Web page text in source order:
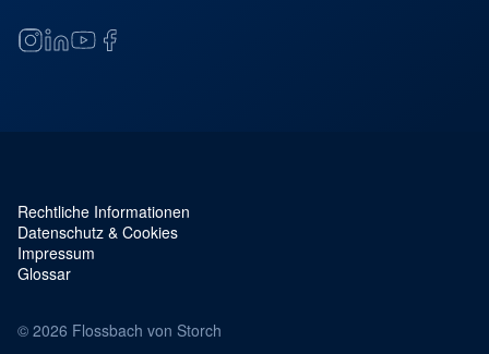
Service Navigation und rechtliches
Rechtliche Informationen
Datenschutz & Cookies
Impressum
Glossar
© 2026 Flossbach von Storch